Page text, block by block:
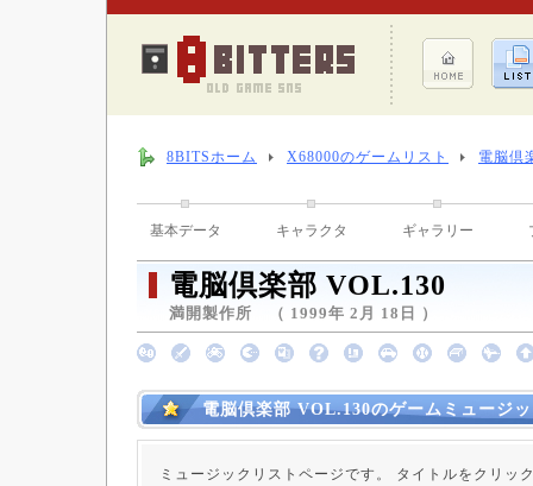
8BITSホーム X68000のゲームリスト 電脳倶
基本データ キャラクタ ギャラリー
電脳倶楽部 VOL.130
満開製作所 （ 1999年 2月 18日 ）
電脳倶楽部 VOL.130のゲームミュージ
ミュージックリストページです。 タイトルをクリッ